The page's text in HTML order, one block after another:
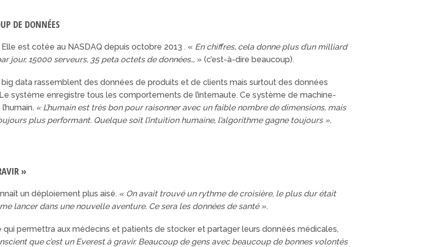
DE DONNÉES
est cotée au NASDAQ depuis octobre 2013 . « En chiffres, cela donne plus d’un milliard
jour, 15000 serveurs, 35 peta octets de données… » (c’est-à-dire beaucoup).
data rassemblent des données de produits et de clients mais surtout des données
système enregistre tous les comportements de l’internaute. Ce système de machine-
. « L’humain est très bon pour raisonner avec un faible nombre de dimensions, mais
plus performant. Quelque soit l’intuition humaine, l’algorithme gagne toujours ».
»
un déploiement plus aisé. « On avait trouvé un rythme de croisière, le plus dur était
lancer dans une nouvelle aventure. Ce sera les données de santé ».
permettra aux médecins et patients de stocker et partager leurs données médicales,
que c’est un Everest à gravir. Beaucoup de gens avec beaucoup de bonnes volontés